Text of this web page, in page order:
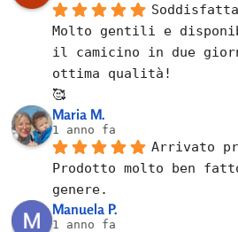
Molto gentili e
il camicino in due
ottima qualità!
🥰
Maria M.
1 anno fa
Arrivato
Prodotto molto ben
genere.
Manuela P.
1 anno fa